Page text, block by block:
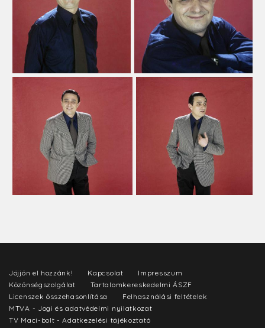
Jöjjön el hozzánk! Kapcsolat
Impresszum
Közönségszolgálat
Tartalomkereskedelmi ÁSZF
Licenszek összehasonlítása
Felhasználási feltételek
MTVA - Jogi és adatvédelmi nyilatkozat
TV Maci-bolt - Adatkezelési tájékoztató